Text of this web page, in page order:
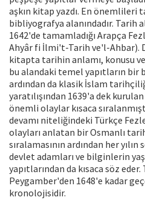
aşkın kitap yazdı. En önemlileri
bibliyografya alanındadır. Tarih
1642'de tamamladığı Arapça
Ahyâr fi İlmi't-Tarih ve'l-Ahbar).
kitapta tarihin anlamı, konusu
bu alandaki temel yapıtların bir
ardından da klasik İslam
yaratılışından 1639'a dek
önemli olaylar kısaca
devamı niteliğindeki Türkçe
olayları anlatan bir Osmanlı
sıralamasının ardından her
devlet adamları ve bilginlerin
yapıtlarından da kısaca söz
Peygamber'den 1648'e kadar
kronolojisidir.